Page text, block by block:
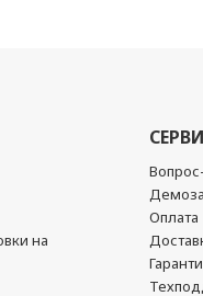
на
Оплата